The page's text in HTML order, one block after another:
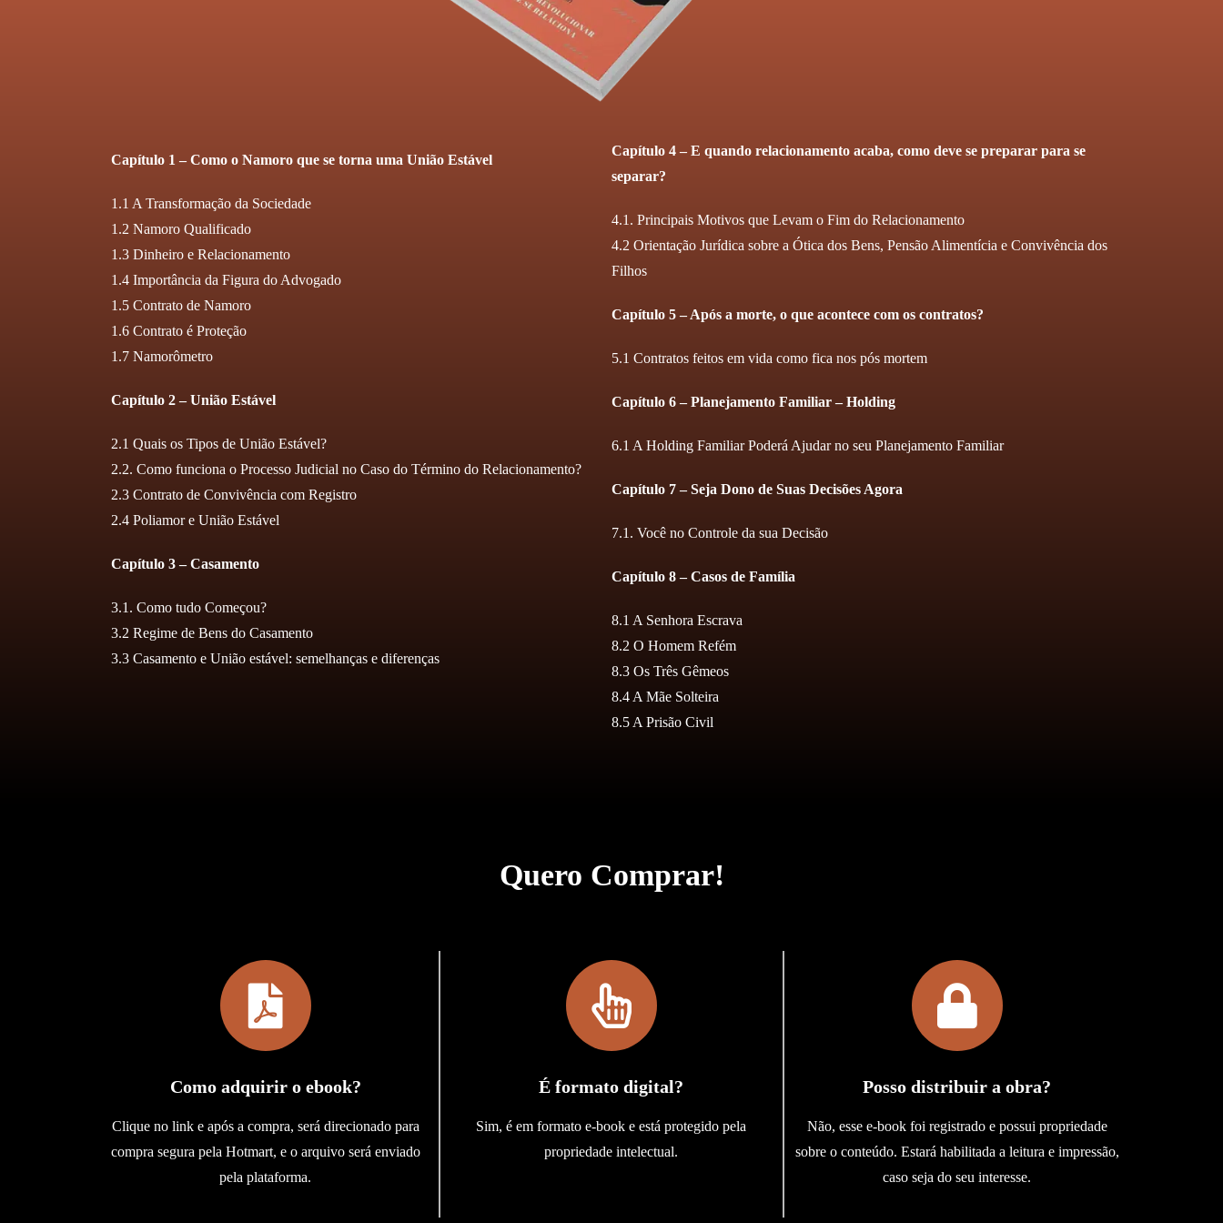
Capítulo 1 – Como o Namoro que se torna uma União Estável
1.1 A Transformação da Sociedade
1.2 Namoro Qualificado
1.3 Dinheiro e Relacionamento
1.4 Importância da Figura do Advogado
1.5 Contrato de Namoro
1.6 Contrato é Proteção
1.7 Namorômetro
Capítulo 2 – União Estável
2.1 Quais os Tipos de União Estável?
2.2. Como funciona o Processo Judicial no Caso do Término do Relacionamento?
2.3 Contrato de Convivência com Registro
2.4 Poliamor e União Estável
Capítulo 3 – Casamento
3.1. Como tudo Começou?
3.2 Regime de Bens do Casamento
3.3 Casamento e União estável: semelhanças e diferenças
Capítulo 4 – E quando relacionamento acaba, como deve se preparar para se
separar?
4.1. Principais Motivos que Levam o Fim do Relacionamento
4.2 Orientação Jurídica sobre a Ótica dos Bens, Pensão Alimentícia e Convivência dos
Filhos
Capítulo 5 – Após a morte, o que acontece com os contratos?
5.1 Contratos feitos em vida como fica nos pós mortem
Capítulo 6 – Planejamento Familiar – Holding
6.1 A Holding Familiar Poderá Ajudar no seu Planejamento Familiar
Capítulo 7 – Seja Dono de Suas Decisões Agora
7.1. Você no Controle da sua Decisão
Capítulo 8 – Casos de Família
8.1 A Senhora Escrava
8.2 O Homem Refém
8.3 Os Três Gêmeos
8.4 A Mãe Solteira
8.5 A Prisão Civil
Quero Comprar!
Como adquirir o ebook?
Clique no link e após a compra, será direcionado para
compra segura pela Hotmart, e o arquivo será enviado
pela plataforma.
É formato digital?
Sim, é em formato e-book e está protegido pela
propriedade intelectual.
Posso distribuir a obra?
Não, esse e-book foi registrado e possui propriedade
sobre o conteúdo. Estará habilitada a leitura e impressão,
caso seja do seu interesse.